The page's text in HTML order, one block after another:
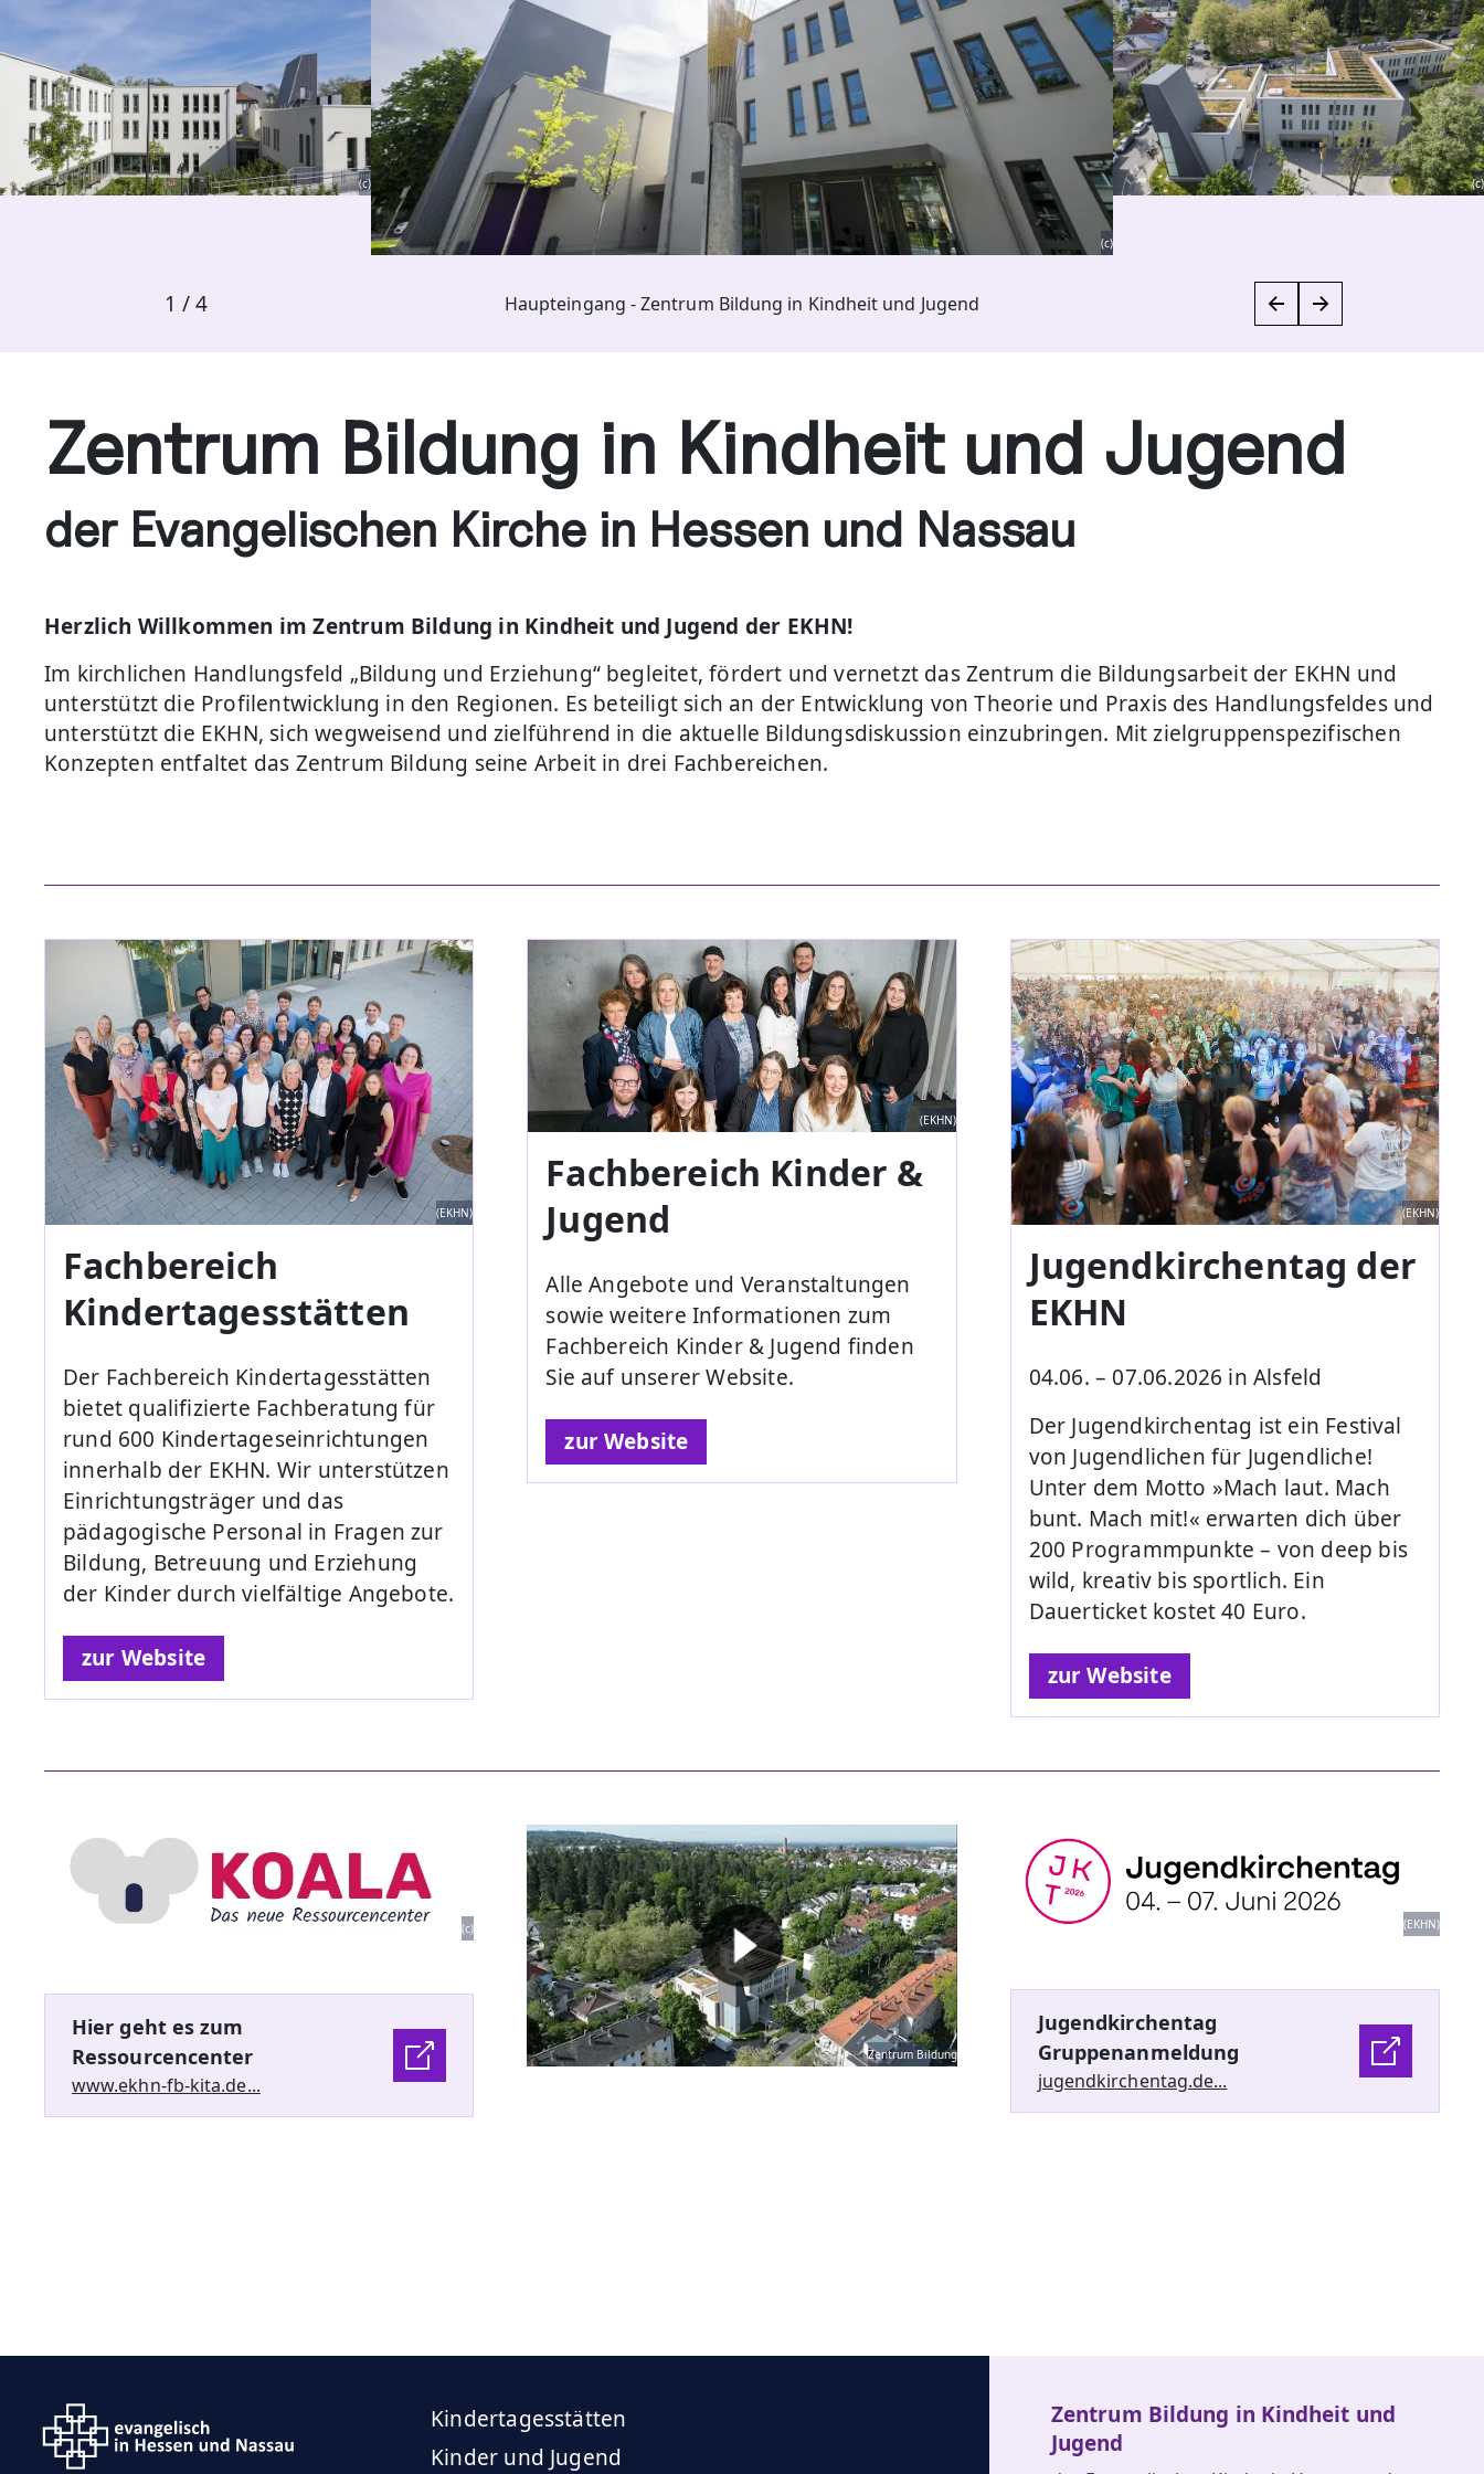
(c)
(c)
(c)
1 /4 Haupteingang - Zentrum Bildung in Kindheit und Jugend
Zentrum Bildung in Kindheit und Jugend
der Evangelischen Kirche in Hessen und Nassau
Herzlich Willkommen im Zentrum Bildung in Kindheit und Jugend der EKHN!
Im kirchlichen Handlungsfeld „Bildung und Erziehung“ begleitet, fördert und vernetzt das Zentrum die Bildungsarbeit der EKHN und
unterstützt die Profilentwicklung in den Regionen. Es beteiligt sich an der Entwicklung von Theorie und Praxis des Handlungsfeldes und
unterstützt die EKHN, sich wegweisend und zielführend in die aktuelle Bildungsdiskussion einzubringen. Mit zielgruppenspezifischen
Konzepten entfaltet das Zentrum Bildung seine Arbeit in drei Fachbereichen.
(EKHN)
Fachbereich
Kindertagesstätten
Der Fachbereich Kindertagesstätten
bietet qualifizierte Fachberatung für
rund 600 Kindertageseinrichtungen
innerhalb der EKHN. Wir unterstützen
Einrichtungsträger und das
pädagogische Personal in Fragen zur
Bildung, Betreuung und Erziehung
der Kinder durch vielfältige Angebote.
zur Website
(EKHN)
Fachbereich Kinder &
Jugend
Alle Angebote und Veranstaltungen
sowie weitere Informationen zum
Fachbereich Kinder & Jugend finden
Sie auf unserer Website.
zur Website
(EKHN)
Jugendkirchentag der
EKHN
04.06. – 07.06.2026 in Alsfeld
Der Jugendkirchentag ist ein Festival
von Jugendlichen für Jugendliche!
Unter dem Motto »Mach laut. Mach
bunt. Mach mit!« erwarten dich über
200 Programmpunkte – von deep bis
wild, kreativ bis sportlich. Ein
Dauerticket kostet 40 Euro.
zur Website
(c)
Hier geht es zum
Ressourcencenter
www.ekhn-fb-kita.de...
Zentrum Bildung
(EKHN)
Jugendkirchentag
Gruppenanmeldung
jugendkirchentag.de...
Kindertagesstätten
Kinder und Jugend
Zentrum Bildung in Kindheit und
Jugend